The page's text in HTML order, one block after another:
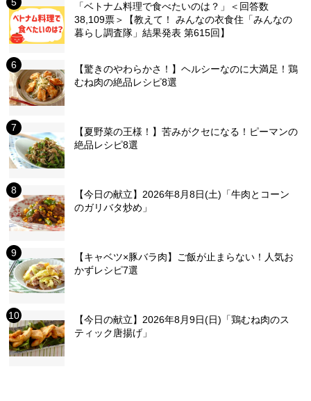
「ベトナム料理で食べたいのは？」＜回答数
38,109票＞【教えて！ みんなの衣食住「みんなの
暮らし調査隊」結果発表 第615回】
【驚きのやわらかさ！】ヘルシーなのに大満足！鶏
むね肉の絶品レシピ8選
【夏野菜の王様！】苦みがクセになる！ピーマンの
絶品レシピ8選
【今日の献立】2026年8月8日(土)「牛肉とコーン
のガリバタ炒め」
【キャベツ×豚バラ肉】ご飯が止まらない！人気お
かずレシピ7選
【今日の献立】2026年8月9日(日)「鶏むね肉のス
ティック唐揚げ」